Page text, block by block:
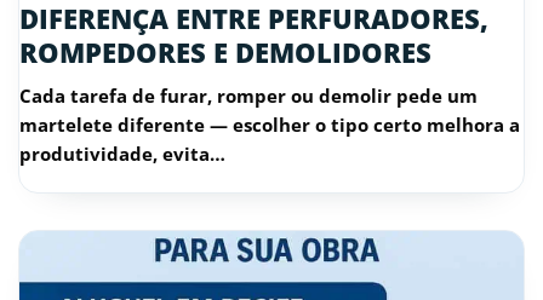
DIFERENÇA ENTRE PERFURADORES,
ROMPEDORES E DEMOLIDORES
Cada tarefa de furar, romper ou demolir pede um
martelete diferente — escolher o tipo certo melhora a
produtividade, evita…